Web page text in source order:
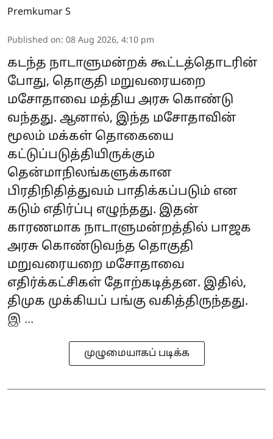
Premkumar S
Published on: 08 Aug 2026, 4:10 pm
கடந்த நாடாளுமன்றக் கூட்டத்தொடரின்
போது, தொகுதி மறுவரையறை
மசோதாவை மத்திய அரசு கொண்டு
வந்தது. ஆனால், இந்த மசோதாவின்
மூலம் மக்கள் தொகையை
கட்டுப்படுத்தியிருக்கும்
தென்மாநிலங்களுக்கான
பிரதிநிதித்துவம் பாதிக்கப்படும் என
கடும் எதிர்ப்பு எழுந்தது. இதன்
காரணமாக நாடாளுமன்றத்தில் பாஜக
அரசு கொண்டுவந்த தொகுதி
மறுவரையறை மசோதாவை
எதிர்க்கட்சிகள் தோற்கடித்தன. இதில்,
திமுக முக்கியப் பங்கு வகித்திருந்தது.
இ ...
முழுமையாகப் படிக்க